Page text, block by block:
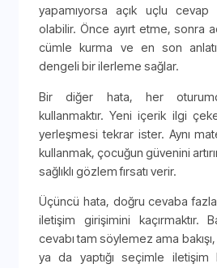
yapamıyorsa açık uçlu cevap
olabilir. Önce ayırt etme, sonra
cümle kurma ve en son
dengeli bir ilerleme sağlar.
Bir diğer hata, her
kullanmaktır. Yeni içerik ilgi
yerleşmesi tekrar ister. Aynı
kullanmak, çocuğun güvenini
sağlıklı gözlem fırsatı verir.
Üçüncü hata, doğru cevaba
iletişim girişimini kaçırmaktır.
cevabı tam söylemez ama
ya da yaptığı seçimle iletişim